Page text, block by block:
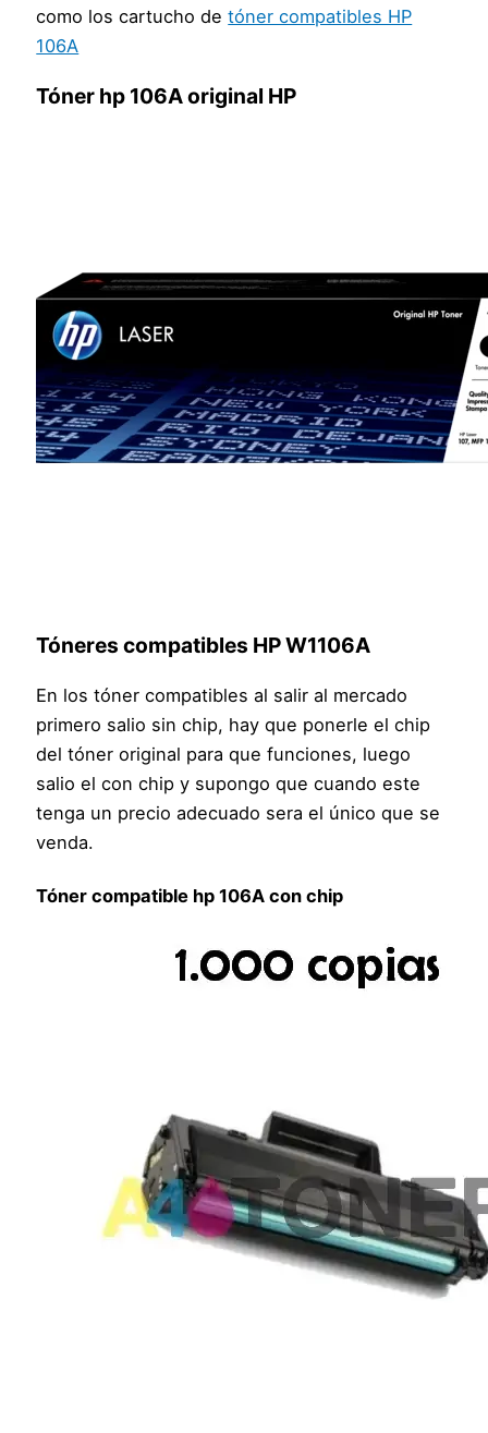
como los cartucho detóner compatibles HP
106A
Tóner hp 106A original HP
Tóneres compatibles HP W1106A
En los tóner compatibles al salir al mercado
primero salio sin chip, hay que ponerle el chip
del tóner original para que funciones, luego
salio el con chip y supongo que cuando este
tenga un precio adecuado sera el único que se
venda.
Tóner compatible hp 106A con chip